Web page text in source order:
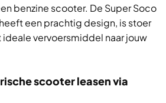
benzine scooter. De Super Soco
een prachtig design, is stoer
vervoersmiddel naar jouw
scooter leasen via